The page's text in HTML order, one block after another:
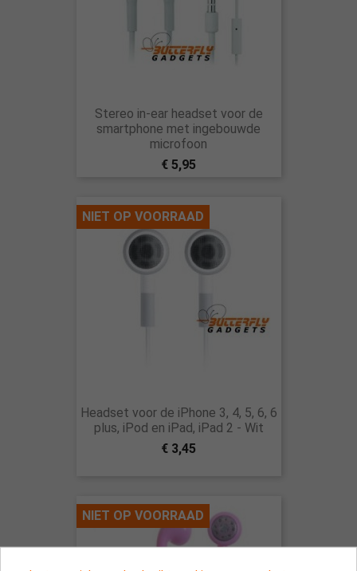
Stereo in-ear headset voor de
smartphone met ingebouwde
microfoon
€ 5,95
Headset voor de iPhone 3, 4, 5, 6, 6
plus, iPod en iPad, iPad 2 - Wit
€ 3,45
NIET OP VOORRAAD
NIET OP VOORRAAD